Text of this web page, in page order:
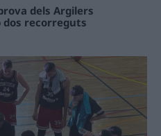
dels Argilers
dos recorreguts